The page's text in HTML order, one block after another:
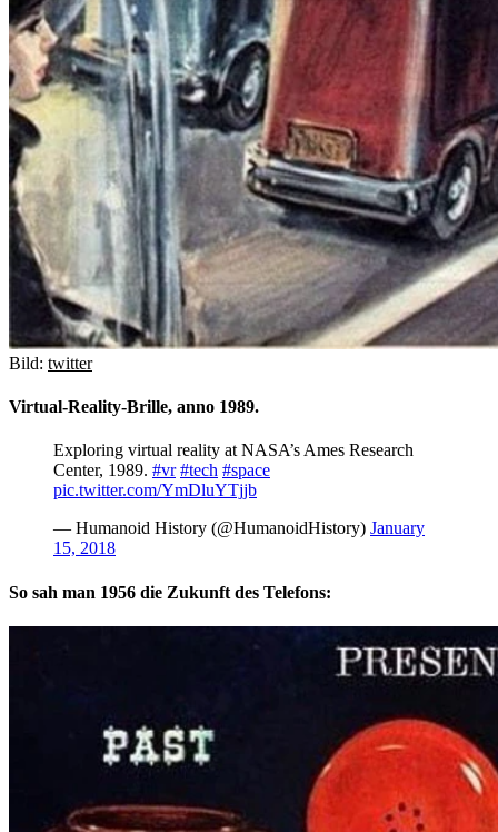
Bild: twitter
Virtual-Reality-Brille, anno 1989.
Exploring virtual reality at NASA’s Ames Research
Center, 1989. #vr #tech #space
pic.twitter.com/YmDluYTjjb
— Humanoid History (@HumanoidHistory) January
15, 2018
So sah man 1956 die Zukunft des Telefons: